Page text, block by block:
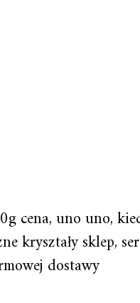
cena, uno uno,
kryształy sklep,
dostawy